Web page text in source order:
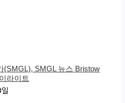
(SMGL), SMGL 뉴스 Bristow
라이트